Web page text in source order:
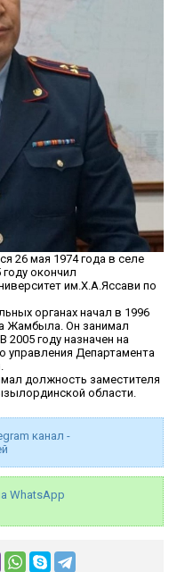
26 мая 1974 года в селе
окончил
им.Х.А.Яссави по
органах начал в 1996
Жамбыла. Он занимал
году назначен на
управления Департамента
должность заместителя
области.
канал -
WhatsApp